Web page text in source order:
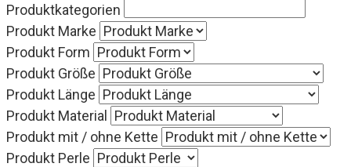
Produktkategorien
Produkt Marke
Produkt Form
Produkt Größe
Produkt Länge
Produkt Material
Produkt mit / ohne Kette
Produkt Perle